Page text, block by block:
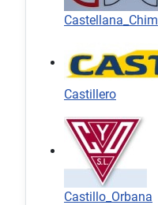
Castellana_Chim
Castillero
Castillo_Orbana